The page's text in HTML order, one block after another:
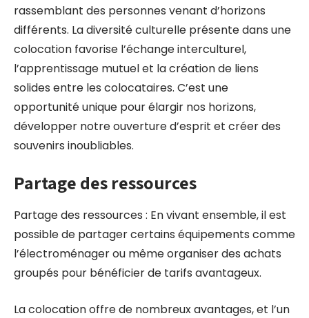
rassemblant des personnes venant d’horizons
différents. La diversité culturelle présente dans une
colocation favorise l’échange interculturel,
l’apprentissage mutuel et la création de liens
solides entre les colocataires. C’est une
opportunité unique pour élargir nos horizons,
développer notre ouverture d’esprit et créer des
souvenirs inoubliables.
Partage des ressources
Partage des ressources : En vivant ensemble, il est
possible de partager certains équipements comme
l’électroménager ou même organiser des achats
groupés pour bénéficier de tarifs avantageux.
La colocation offre de nombreux avantages, et l’un